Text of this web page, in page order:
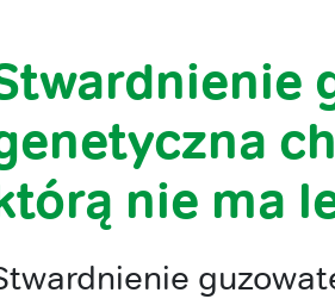
nie ma